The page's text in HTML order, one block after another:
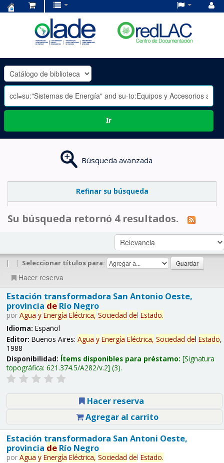
OLADE
-
Ir
Búsqueda avanzada
Refinar su búsqueda
Su búsqueda retornó 4 resultados.
| | Seleccionar títulos para:
Hacer reserva
Estación transformadora San Antonio Oeste,
provincia deRío Negro
por Agua y Energía Eléctrica, Sociedad del Estado.
Idioma: Español
Editor: Buenos Aires: Agua y Energía Eléctrica, Sociedad del Estado,
1988
Disponibilidad: Ítems disponibles para préstamo: Signatura
topográfica: 621.374.5/A282/v.2 (3).
Hacer reserva
Agregar al carrito
Estación transformadora San Antoni Oeste,
provincia deRío Negro
por Agua y Energía Eléctrica, Sociedad del Estado.